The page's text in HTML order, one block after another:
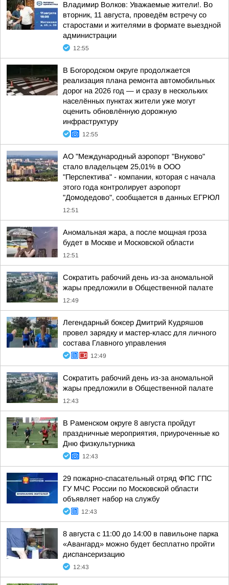
Владимир Волков: Уважаемые жители!. Во
вторник, 11 августа, проведём встречу со
старостами и жителями в формате выездной
администрации
12:55
В Богородском округе продолжается
реализация плана ремонта автомобильных
дорог на 2026 год — и сразу в нескольких
населённых пунктах жители уже могут
оценить обновлённую дорожную
инфраструктуру
12:55
АО "Международный аэропорт "Внуково"
стало владельцем 25,01% в ООО
"Перспектива" - компании, которая с начала
этого года контролирует аэропорт
"Домодедово", сообщается в данных ЕГРЮЛ
12:51
Аномальная жара, а после мощная гроза
будет в Москве и Московской области
12:51
Сократить рабочий день из-за аномальной
жары предложили в Общественной палате
12:49
Легендарный боксер Дмитрий Кудряшов
провел зарядку и мастер-класс для личного
состава Главного управления
12:49
Сократить рабочий день из-за аномальной
жары предложили в Общественной палате
12:43
В Раменском округе 8 августа пройдут
праздничные мероприятия, приуроченные ко
Дню физкультурника
12:43
29 пожарно-спасательный отряд ФПС ГПС
ГУ МЧС России по Московской области
объявляет набор на службу
12:43
8 августа с 11:00 до 14:00 в павильоне парка
«Авангард» можно будет бесплатно пройти
диспансеризацию
12:43